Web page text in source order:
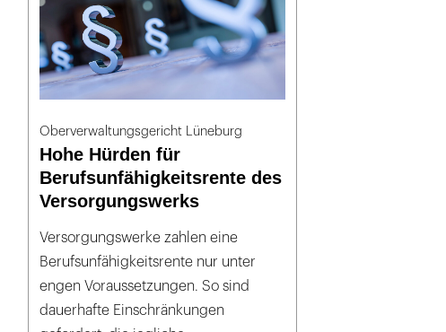
Oberverwaltungsgericht Lüneburg
Hohe Hürden für
Berufsunfähigkeitsrente des
Versorgungswerks
Versorgungswerke zahlen eine
Berufsunfähigkeitsrente nur unter
engen Voraussetzungen. So sind
dauerhafte Einschränkungen